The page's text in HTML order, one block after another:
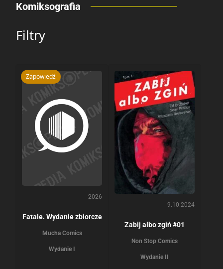
Komiksografia
Filtry
Zapowiedź
2026
Fatale. Wydanie zbiorcze
Mucha Comics
Wydanie I
9.10.2024
Zabij albo zgiń #01
Non Stop Comics
Wydanie II